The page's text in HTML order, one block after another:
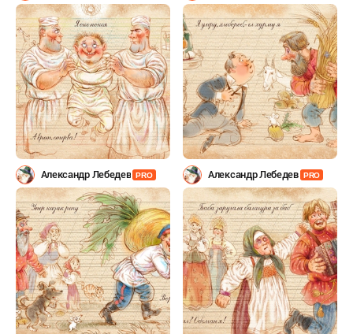
Александр Лебедев PRO Александр Лебедев PRO